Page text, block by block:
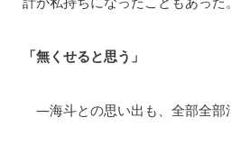
「無くせると思う」
—海斗との思い出も、全部全部